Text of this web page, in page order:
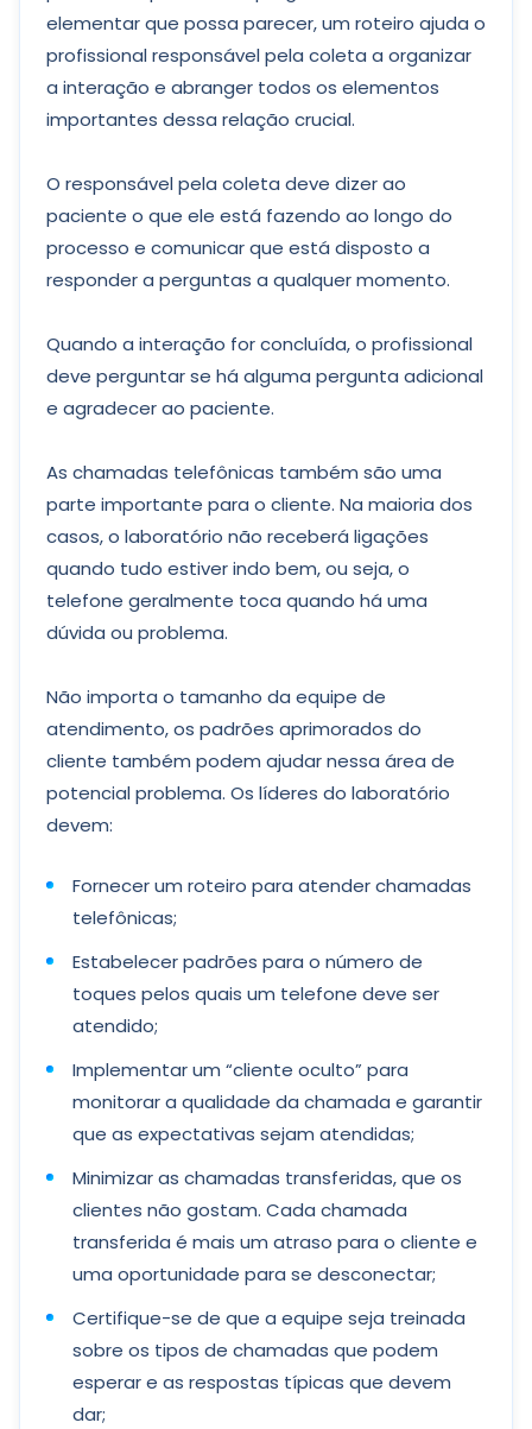
elementar que possa parecer, um roteiro ajuda o
profissional responsável pela coleta a organizar
a interação e abranger todos os elementos
importantes dessa relação crucial.
O responsável pela coleta deve dizer ao
paciente o que ele está fazendo ao longo do
processo e comunicar que está disposto a
responder a perguntas a qualquer momento.
Quando a interação for concluída, o profissional
deve perguntar se há alguma pergunta adicional
e agradecer ao paciente.
As chamadas telefônicas também são uma
parte importante para o cliente. Na maioria dos
casos, o laboratório não receberá ligações
quando tudo estiver indo bem, ou seja, o
telefone geralmente toca quando há uma
dúvida ou problema.
Não importa o tamanho da equipe de
atendimento, os padrões aprimorados do
cliente também podem ajudar nessa área de
potencial problema. Os líderes do laboratório
devem:
Fornecer um roteiro para atender chamadas
telefônicas;
Estabelecer padrões para o número de
toques pelos quais um telefone deve ser
atendido;
Implementar um “cliente oculto” para
monitorar a qualidade da chamada e garantir
que as expectativas sejam atendidas;
Minimizar as chamadas transferidas, que os
clientes não gostam. Cada chamada
transferida é mais um atraso para o cliente e
uma oportunidade para se desconectar;
Certifique-se de que a equipe seja treinada
sobre os tipos de chamadas que podem
esperar e as respostas típicas que devem
dar;